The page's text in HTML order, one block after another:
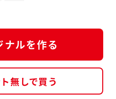
ナルを作る
無しで買う